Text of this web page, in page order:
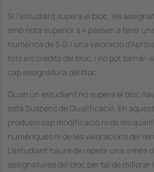
Si l’estudiant supera el bloc, les
amb nota superior a 4 passen a tenir
numèrica de 5.0, i una valoració
tots els crèdits del bloc, i no pot tornar-
cap assignatura del bloc.
Quan un estudiant no supera el bloc
està Suspens de Qualificació. En
produeix cap modificació ni de les
numèriques ni de les valoracions del
L’estudiant haurà de repetir una o més
assignatures del bloc per tal de millorar